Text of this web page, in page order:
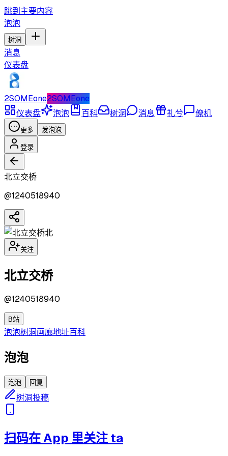
跳到主要内容
泡泡
树洞
消息
仪表盘
2SOMEone2SOMEone
仪表盘
泡泡 百科 树洞 消息 礼兮 僚机
更多 发泡泡
登录
北立交桥
@1240518940
北
关注
北立交桥
@1240518940
B站
泡泡树洞画廊地址百科
泡泡
泡泡 回复
树洞投稿
扫码在 App 里关注 ta